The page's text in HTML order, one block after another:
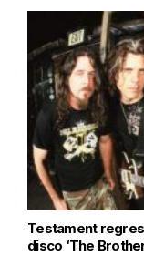
Testament
disco ‘The